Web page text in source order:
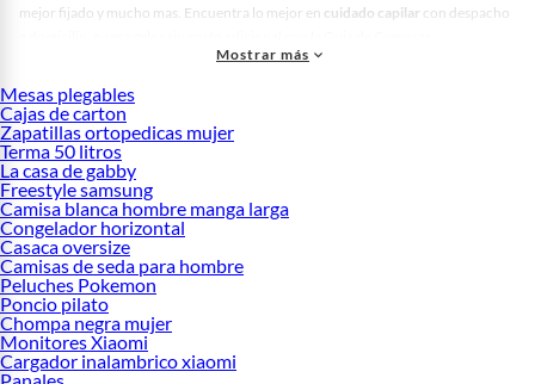
mejor fijado y mucho mas. Encuentra lo mejor en cuidado capilar con despacho
Mostrar más
Mesas plegables
Cajas de carton
Zapatillas ortopedicas mujer
Terma 50 litros
La casa de gabby
Freestyle samsung
Camisa blanca hombre manga larga
Congelador horizontal
Casaca oversize
Camisas de seda para hombre
Peluches Pokemon
Poncio pilato
Chompa negra mujer
Monitores Xiaomi
Cargador inalambrico xiaomi